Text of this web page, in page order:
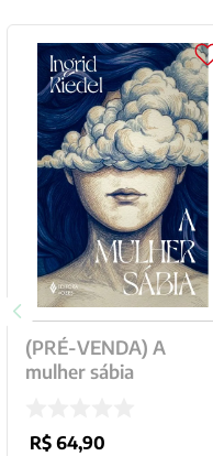
(PRÉ-VENDA) A
mulher sábia
R$ 64,90